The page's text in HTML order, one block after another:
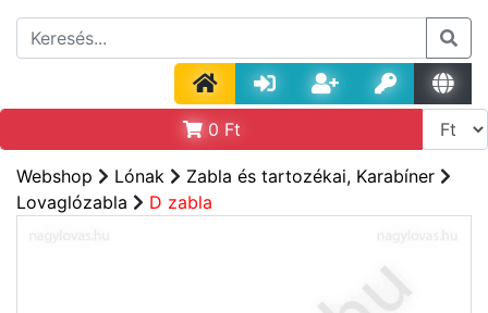
0 Ft
Webshop Lónak
Zabla és tartozékai, Karabíner
Lovaglózabla
D zabla